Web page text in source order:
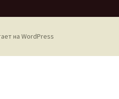
на WordPress